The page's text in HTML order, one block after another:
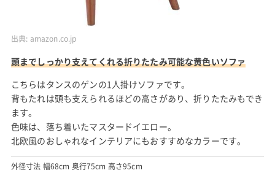
出典: amazon.co.jp
頭までしっかり支えてくれる折りたたみ可能な黄色いソファ
こちらはタンスのゲンの1人掛けソファです。
背もたれは頭も支えられるほどの高さがあり、折りたたみもでき
ます。
色味は、落ち着いたマスタードイエロー。
北欧風のおしゃれなインテリアにもおすすめなカラーです。
外径寸法 幅68cm 奥行75cm 高さ95cm